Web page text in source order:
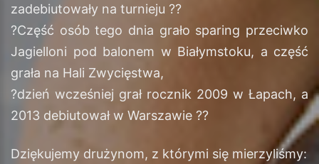
zadebiutowały na turnieju ??
?Część osób tego dnia grało sparing przeciwko
Jagielloni pod balonem w Białymstoku, a część
grała na Hali Zwycięstwa,
?dzień wcześniej grał rocznik 2009 w Łapach, a
2013 debiutował w Warszawie ??
Dziękujemy drużynom, z którymi się mierzyliśmy: